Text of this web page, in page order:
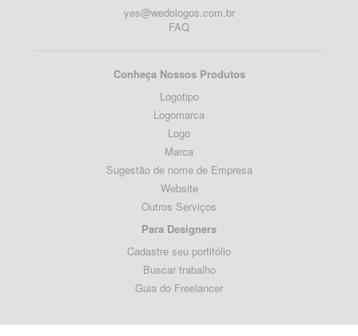
yes@wedologos.com.br
FAQ
Conheça Nossos Produtos
Logotipo
Logomarca
Logo
Marca
Sugestão de nome de Empresa
Website
Outros Serviços
Para Designers
Cadastre seu portifólio
Buscar trabalho
Guia do Freelancer